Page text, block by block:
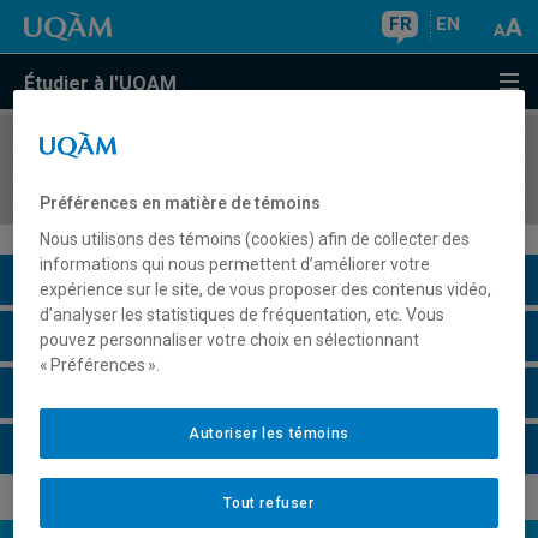
FR EN
Étudier à l'UQAM
COURS//
Description du cours
Horaire - Été 2026
Préférences en matière de témoins
Nous utilisons des témoins (cookies) afin de collecter des
informations qui nous permettent d’améliorer votre
expérience sur le site, de vous proposer des contenus vidéo,
d’analyser les statistiques de fréquentation, etc. Vous
pouvez personnaliser votre choix en sélectionnant
« Préférences ».
Tout refuser
Autoriser les témoins